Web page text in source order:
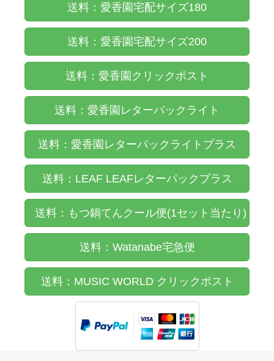
送料：愛香園宅配サイズ180
送料：愛香園宅配サイズ200
送料：愛香園クリックポスト
送料：愛香園レターパックライト
送料：愛香園レターパックライトプラス
送料：LEAF LEAFレターパックプラス
送料：もつ鍋てんクール便(1セット当たり)
送料：Watanabe宅急便
送料：MUSIC WORLD クリックポスト